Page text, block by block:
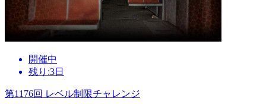
開催中
残り:3日
第1176回 レベル制限チャレンジ